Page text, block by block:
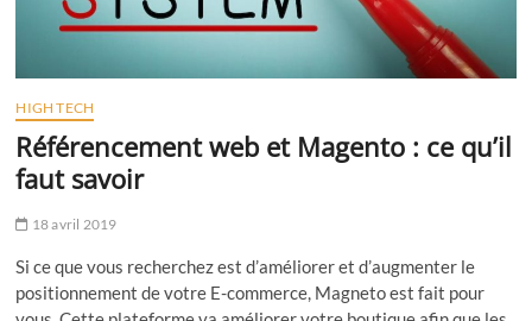
HIGH TECH
Référencement web et Magento : ce qu’il
faut savoir
18 avril 2019
Si ce que vous recherchez est d’améliorer et d’augmenter le
positionnement de votre E-commerce, Magneto est fait pour